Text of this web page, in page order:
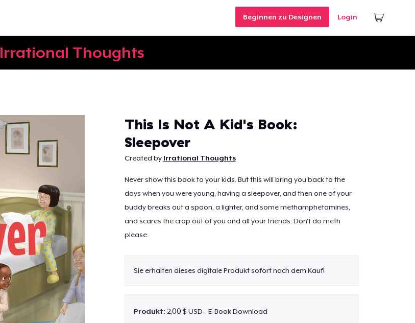
Beginnen zu Designen Login
Irrational Thoughts
This Is Not A Kid's Book:
Sleepover
Created by Irrational Thoughts
Never show this book to your kids. But this will bring you back to the
days when you were young, having a sleepover, and then one of your
buddy breaks out a spoon, a lighter, and some methamphetamines,
and scares the crap out of you and all your friends. Don't do meth
please.
Sie erhalten dieses digitale Produkt sofort nach dem Kauf!
Produkt: 2,00 $ USD - E-Book Download
Weiter